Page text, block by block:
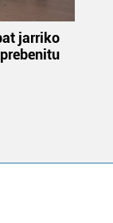
jarriko